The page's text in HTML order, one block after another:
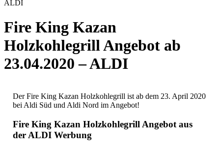
ALDI
Fire King Kazan
Holzkohlegrill Angebot ab
23.04.2020 – ALDI
Der Fire King Kazan Holzkohlegrill ist ab dem 23. April 2020
bei Aldi Süd und Aldi Nord im Angebot!
Fire King Kazan Holzkohlegrill Angebot aus
der ALDI Werbung